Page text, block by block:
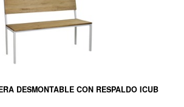
DESMONTABLE CON RESPALDO ICUB